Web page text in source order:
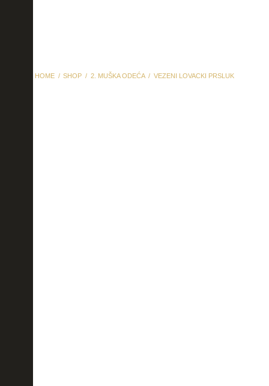
HOME SHOP 2. MUŠKA ODEĆA VEZENI LOVACKI PRSLUK